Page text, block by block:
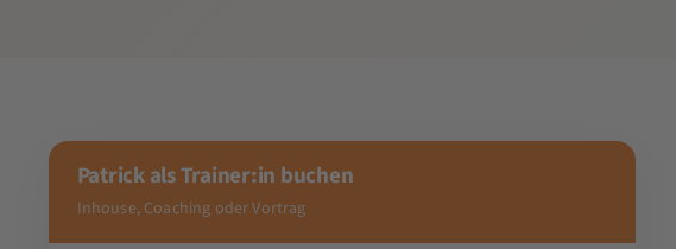
Patrick als Trainer:in buchen
Inhouse, Coaching oder Vortrag